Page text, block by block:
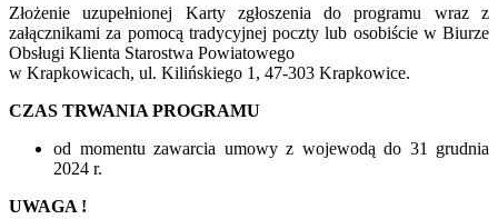
Złożenie uzupełnionej Karty zgłoszenia do programu wraz z
załącznikami za pomocą tradycyjnej poczty lub osobiście w Biurze
Obsługi Klienta Starostwa Powiatowego
w Krapkowicach, ul. Kilińskiego 1, 47-303 Krapkowice.
CZAS TRWANIA PROGRAMU
od momentu zawarcia umowy z wojewodą do 31 grudnia
2024 r.
UWAGA !